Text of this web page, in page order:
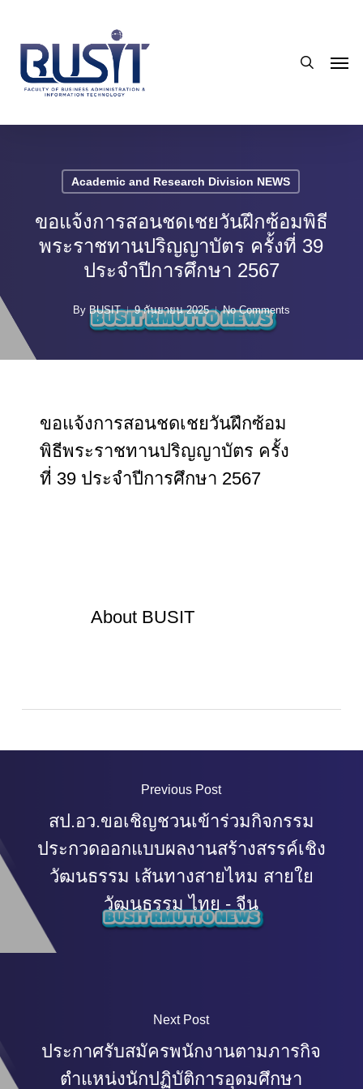
main
content
Academic and Research Division NEWS
ขอแจ้งการสอนชดเชยวันฝึกซ้อมพิธี
พระราชทานปริญญาบัตร ครั้งที่ 39
ประจำปีการศึกษา 2567
By BUSIT 9 กันยายน 2025 No Comments
ขอแจ้งการสอนชดเชยวันฝึกซ้อม
พิธีพระราชทานปริญญาบัตร ครั้ง
ที่ 39 ประจำปีการศึกษา 2567
AboutBUSIT
Previous Post
สป.อว.ขอเชิญชวนเข้าร่วมกิจกรรม
ประกวดออกแบบผลงานสร้างสรรค์เชิง
วัฒนธรรม เส้นทางสายไหม สายใย
วัฒนธรรม ไทย - จีน
Next Post
ประกาศรับสมัครพนักงานตามภารกิจ
ตำแหน่งนักปฏิบัติการอุดมศึกษา